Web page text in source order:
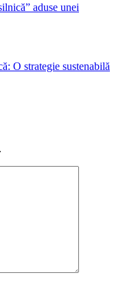
aduse unei
O strategie sustenabilă